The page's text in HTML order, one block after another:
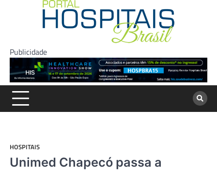
Publicidade
HOSPITAIS
Unimed Chapecó passa a